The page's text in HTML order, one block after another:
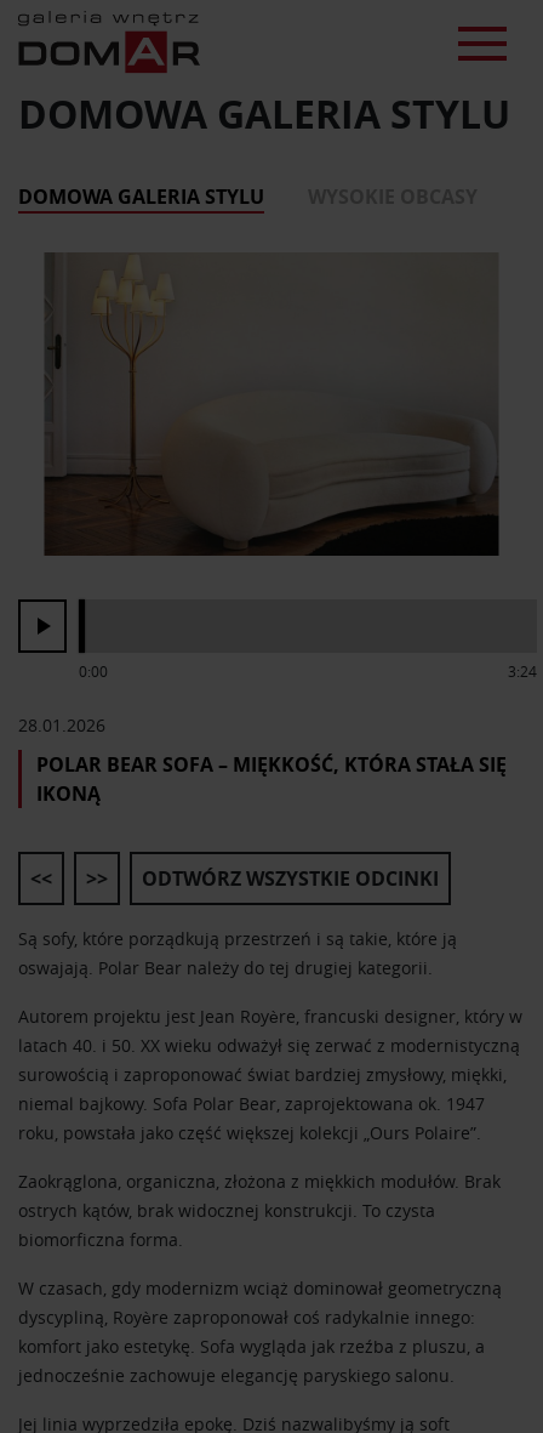
DOMOWA GALERIA STYLU
DOMOWA GALERIA STYLU
28.01.2026
POLAR BEAR SOFA – MIĘKKOŚĆ, KTÓRA STAŁA SIĘ
IKONĄ
Są sofy, które porządkują przestrzeń i są takie, które ją
oswajają. Polar Bear należy do tej drugiej kategorii.
Autorem projektu jest Jean Royère, francuski designer, który w
latach 40. i 50. XX wieku odważył się zerwać z modernistyczną
surowością i zaproponować świat bardziej zmysłowy, miękki,
niemal bajkowy. Sofa Polar Bear, zaprojektowana ok. 1947
roku, powstała jako część większej kolekcji „Ours Polaire”.
Zaokrąglona, organiczna, złożona z miękkich modułów. Brak
ostrych kątów, brak widocznej konstrukcji. To czysta
biomorficzna forma.
W czasach, gdy modernizm wciąż dominował geometryczną
dyscypliną, Royère zaproponował coś radykalnie innego:
komfort jako estetykę. Sofa wygląda jak rzeźba z pluszu, a
jednocześnie zachowuje elegancję paryskiego salonu.
Jej linia wyprzedziła epokę. Dziś nazwalibyśmy ją soft
0:00 3:24
<< >> ODTWÓRZ WSZYSTKIE ODCINKI